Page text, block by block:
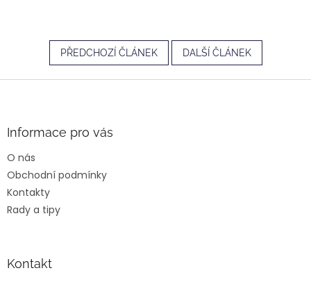
PŘEDCHOZÍ ČLÁNEK DALŠÍ ČLÁNEK
Informace pro vás
O nás
Obchodní podmínky
Kontakty
Rady a tipy
Kontakt